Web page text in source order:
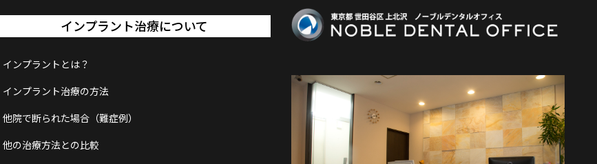
インプラント治療について
インプラントとは？
インプラント治療の方法
他院で断られた場合（難症例）
他の治療方法との比較